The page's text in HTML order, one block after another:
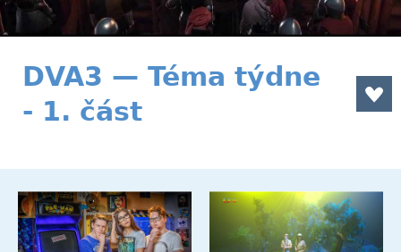
DVA3 — Téma týdne
- 1. část